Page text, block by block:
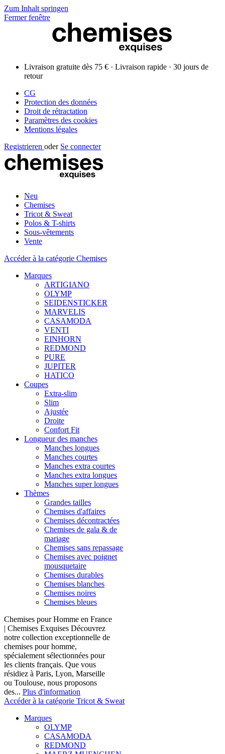
Zum Inhalt springen
Fermer fenêtre
Livraison gratuite dès 75 € · Livraison rapide · 30 jours de
retour
CG
Protection des données
Droit de rétractation
Paramètres des cookies
Mentions légales
Registrieren oder Se connecter
Neu
Chemises
Tricot & Sweat
Polos & T-shirts
Sous-vêtements
Vente
Accéder à la catégorie Chemises
Marques
ARTIGIANO
OLYMP
SEIDENSTICKER
MARVELIS
CASAMODA
VENTI
EINHORN
REDMOND
PURE
JUPITER
HATICO
Coupes
Extra-slim
Slim
Ajustée
Droite
Confort Fit
Longueur des manches
Manches longues
Manches courtes
Manches extra courtes
Manches extra longues
Manches super longues
Thèmes
Grandes tailles
Chemises d'affaires
Chemises décontractées
Chemises de gala & de
mariage
Chemises sans repassage
Chemises avec poignet
mousquetaire
Chemises durables
Chemises blanches
Chemises noires
Chemises bleues
Chemises pour Homme en France
| Chemises Exquises Découvrez
notre collection exceptionnelle de
chemises pour homme,
spécialement sélectionnées pour
les clients français. Que vous
résidiez à Paris, Lyon, Marseille
ou Toulouse, nous proposons
des... Plus d'information
Accéder à la catégorie Tricot & Sweat
Marques
OLYMP
CASAMODA
REDMOND